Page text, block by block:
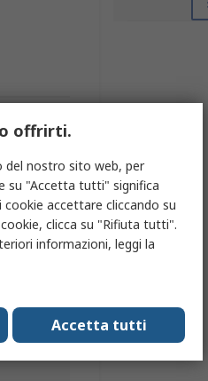
offrirti.
del nostro sito web, per
su "Accetta tutti" significa
accettare cliccando su
clicca su "Rifiuta tutti".
informazioni, leggi la
Accetta tutti